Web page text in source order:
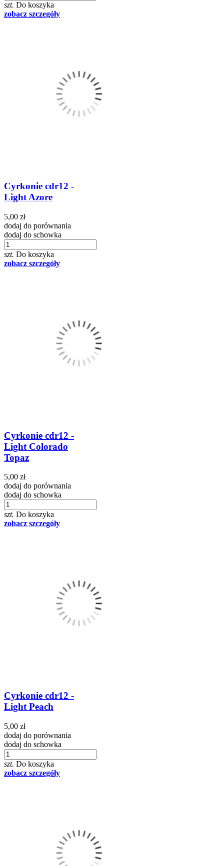
szt. Do koszyka
zobacz szczegóły
Cyrkonie cdr12 -
Light Azore
5,00 zł
dodaj do porównania
dodaj do schowka
szt. Do koszyka
zobacz szczegóły
Cyrkonie cdr12 -
Light Colorado
Topaz
5,00 zł
dodaj do porównania
dodaj do schowka
szt. Do koszyka
zobacz szczegóły
Cyrkonie cdr12 -
Light Peach
5,00 zł
dodaj do porównania
dodaj do schowka
szt. Do koszyka
zobacz szczegóły